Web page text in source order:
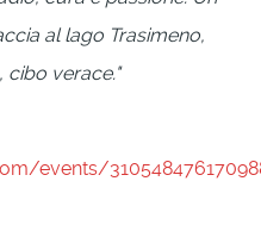
al lago Trasimeno,
cibo verace."
events/